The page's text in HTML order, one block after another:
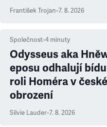
František Trojan•7. 8. 2026
Společnost•4 minuty
Odysseus aka
eposu odhalují
roli Homéra v
obrození
Silvie Lauder•7. 8. 2026